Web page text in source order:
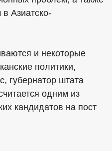
Азиатско-
и некоторые
политики,
губернатор штата
одним из
кандидатов на пост